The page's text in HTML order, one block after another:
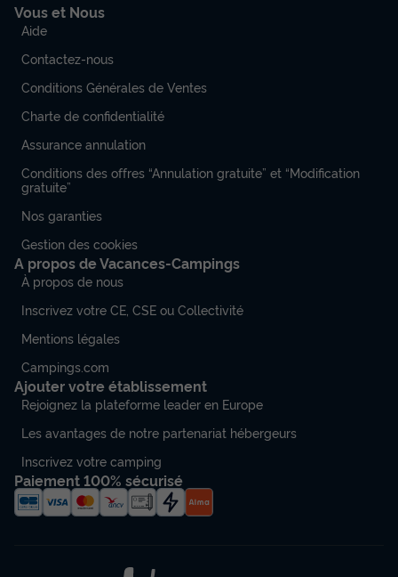
MOBILHOME 6 personnes - Rapidhome
Alizé 83 (samedi)
32m²
Voir le plan 2D Congélateur
Salon de jardin
Micro-ondes Télévision
MOBILHOME 6 personnes - Rapidhome Alizé 83 (samedi)
du12/09/2026au19/09/2026
Modifier les dates
Vous et Nous
Aide
Contactez-nous
Conditions Générales de Ventes
Charte de confidentialité
Assurance annulation
Conditions des offres “Annulation gratuite” et “Modification
gratuite”
Nos garanties
Gestion des cookies
A propos de Vacances-Campings
À propos de nous
Inscrivez votre CE, CSE ou Collectivité
Mentions légales
Campings.com
Ajouter votre établissement
Rejoignez la plateforme leader en Europe
Les avantages de notre partenariat hébergeurs
Inscrivez votre camping
Paiement 100% sécurisé